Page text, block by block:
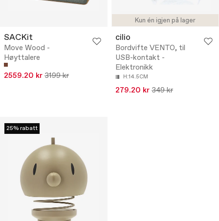
SACKit
Move Wood -
Høyttalere
2559.20 kr 3199 kr
Kun én igjen på lager
cilio
Bordvifte VENTO, til
USB-kontakt -
Elektronikk
H:14.5CM
279.20 kr 349 kr
25% rabatt